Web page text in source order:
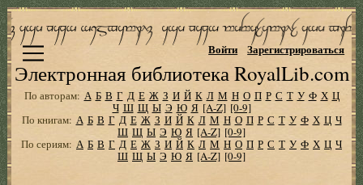
Электронная библиотека RoyalLib.com
Войти Зарегистрироваться
По авторам: А Б В Г Д Е Ж З И Й К Л М Н О П Р С Т У Ф Х Ц
Ч Ш Щ Ы Э Ю Я [A-Z] [0-9]
По книгам: А Б В Г Д Е Ж З И Й К Л М Н О П Р С Т У Ф Х Ц Ч
Ш Щ Ы Э Ю Я [A-Z] [0-9]
По сериям: А Б В Г Д Е Ж З И Й К Л М Н О П Р С Т У Ф Х Ц Ч
Ш Щ Ы Э Ю Я [A-Z] [0-9]